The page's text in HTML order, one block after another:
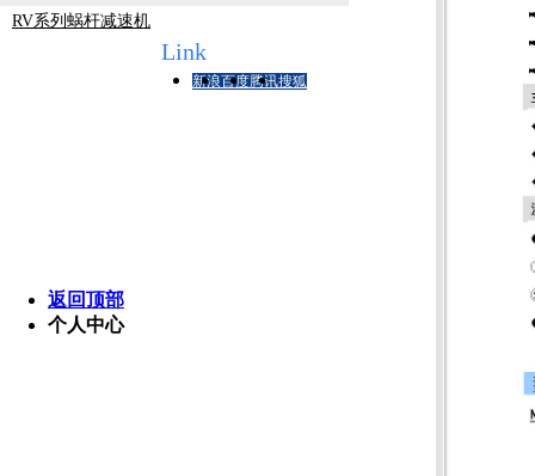
RV系列蜗杆减速机
友情链接Link
新浪百度腾讯搜狐
返回顶部
个人中心